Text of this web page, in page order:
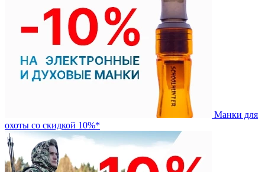
Манки для
охоты со скидкой 10%*